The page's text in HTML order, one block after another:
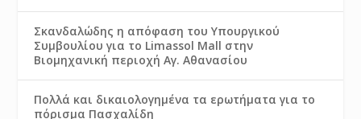
Σκανδαλώδης η απόφαση του Υπουργικού
Συμβουλίου για το Limassol Mall στην
Βιομηχανική περιοχή Αγ. Αθανασίου
Πολλά και δικαιολογημένα τα ερωτήματα για το
πόρισμα Πασχαλίδη